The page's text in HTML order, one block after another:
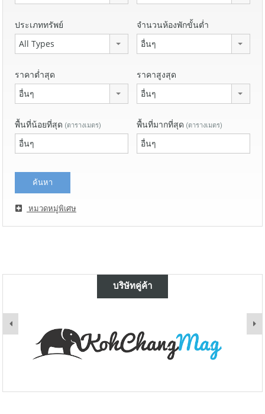
ประเภททรัพย์
All Types
จำนวนห้องพักขั้นต่ำ
อื่นๆ
ราคาต่ำสุด
อื่นๆ
ราคาสูงสุด
อื่นๆ
พื้นที่น้อยที่สุด (ตารางเมตร) พื้นที่มากที่สุด (ตารางเมตร)
หมวดหมู่พิเศษ
บริษัทคู่ค้า